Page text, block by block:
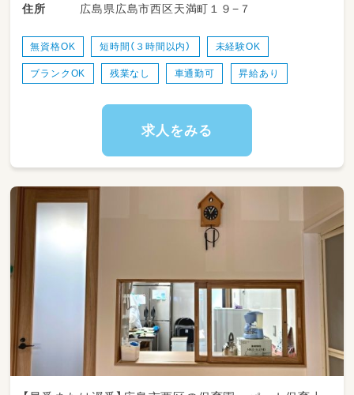
なくても安心して運転できます！
住所
広島県広島市西区天満町１９−７
無資格OK 短時間（３時間以内） 未経験OK
ブランクOK 残業なし 車通勤可 昇給あり
求人をみる